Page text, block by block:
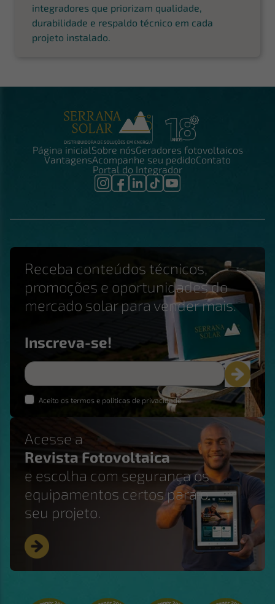
integradores que priorizam qualidade,
durabilidade e respaldo técnico em cada
projeto instalado.
Página inicialSobre nósGeradores fotovoltaicos
VantagensAcompanhe seu pedidoContato
Portal do Integrador
Receba conteúdos técnicos,
promoções e oportunidades do
mercado solar para vender mais.
Inscreva-se!
Aceito os termos e políticas de privacidade
Acesse a
Revista Fotovoltaica
e escolha com segurança os
equipamentos certos para o
seu projeto.